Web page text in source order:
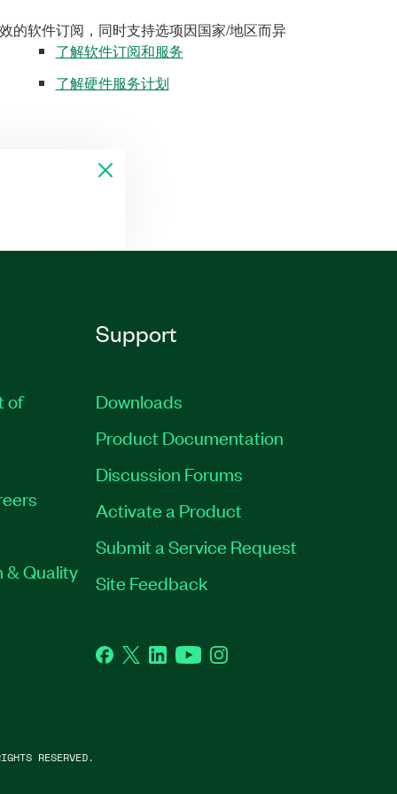
的软件订阅，同时支持选项因国家/地区而异
了解软件订阅和服务
了解硬件服务计划
of
& Quality
Support
Downloads
Product Documentation
Discussion Forums
Activate a Product
Submit a Service Request
Site Feedback
Facebook
TwitterLinkedInYouTubeInstagram
RESERVED.